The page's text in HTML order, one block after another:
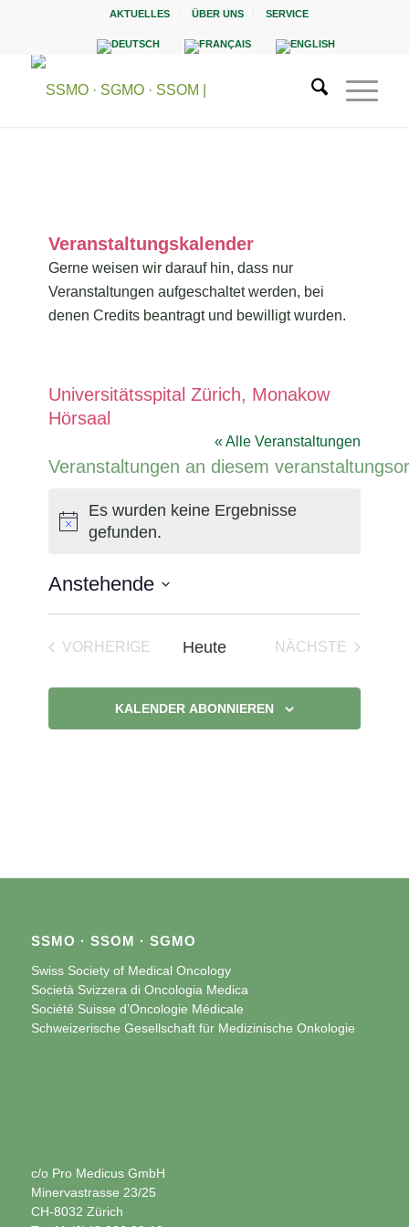
AKTUELLES ÜBER UNS SERVICE
Veranstaltungskalender
Gerne weisen wir darauf hin, dass nur
Veranstaltungen aufgeschaltet werden, bei
denen Credits beantragt und bewilligt wurden.
Universitätsspital Zürich, Monakow
Hörsaal
« Alle Veranstaltungen
Veranstaltungen an diesem
Hinweis
Es wurden keine Ergebnisse
gefunden.
Anstehende
VORHERIGE
Heute
NÄCHSTE
KALENDER ABONNIEREN
SSMO · SSOM · SGMO
Swiss Society of Medical Oncology
Società Svizzera di Oncologia Medica
Société Suisse d’Oncologie Médicale
Schweizerische Gesellschaft für Medizinische Onkologie
c/o Pro Medicus GmbH
Minervastrasse 23/25
CH-8032 Zürich